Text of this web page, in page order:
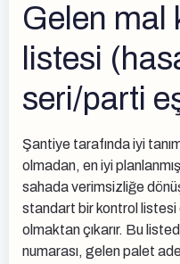
Gelen mal
listesi
seri/parti
Şantiye tarafında iyi
olmadan, en iyi
sahada verimsizliğe
standart bir kontrol listesi
olmaktan çıkarır. Bu
numarası, gelen palet